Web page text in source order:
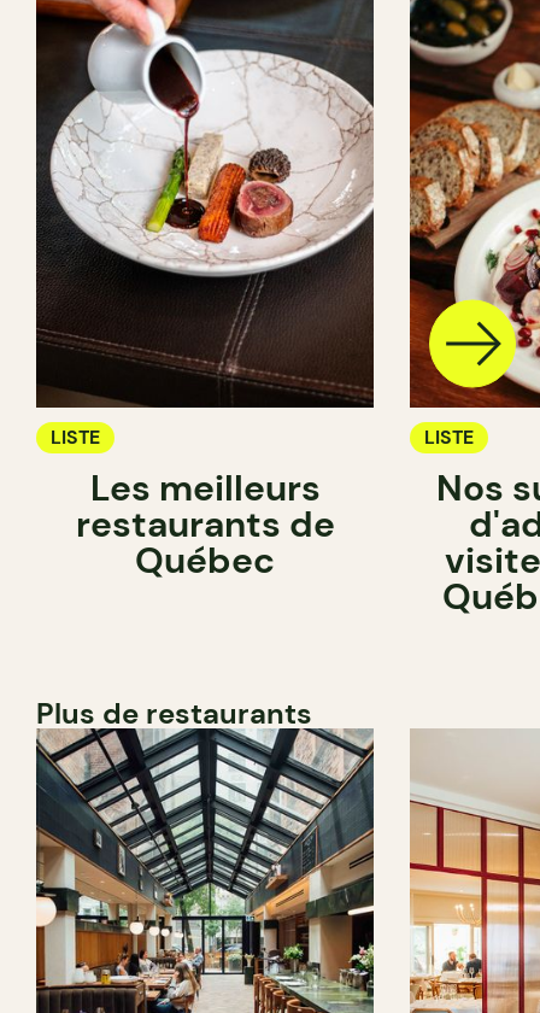
LISTE
Les meilleurs
restaurants de
Québec
LISTE
Nos
Plus de restaurants